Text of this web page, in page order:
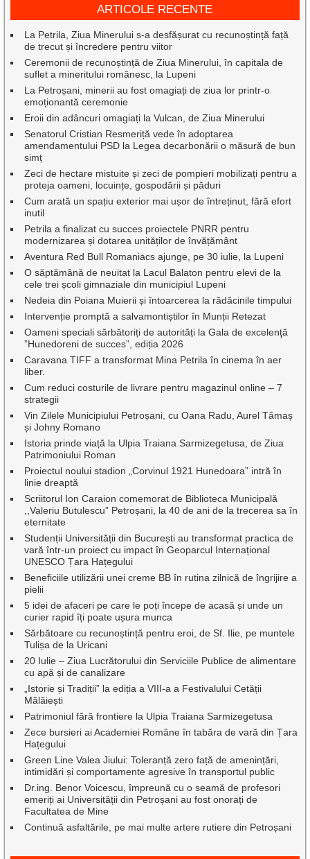
ARTICOLE RECENTE
La Petrila, Ziua Minerului s-a desfășurat cu recunoștință față
de trecut și încredere pentru viitor
Ceremonii de recunoștință de Ziua Minerului, în capitala de
suflet a mineritului românesc, la Lupeni
La Petroșani, minerii au fost omagiați de ziua lor printr-o
emoționantă ceremonie
Eroii din adâncuri omagiați la Vulcan, de Ziua Minerului
Senatorul Cristian Resmeriță vede în adoptarea
amendamentului PSD la Legea decarbonării o măsură de bun
simț
Zeci de hectare mistuite și zeci de pompieri mobilizați pentru a
proteja oameni, locuințe, gospodării și păduri
Cum arată un spațiu exterior mai ușor de întreținut, fără efort
inutil
Petrila a finalizat cu succes proiectele PNRR pentru
modernizarea și dotarea unităților de învățământ
Aventura Red Bull Romaniacs ajunge, pe 30 iulie, la Lupeni
O săptămână de neuitat la Lacul Balaton pentru elevi de la
cele trei școli gimnaziale din municipiul Lupeni
Nedeia din Poiana Muierii și întoarcerea la rădăcinile timpului
Intervenție promptă a salvamontiștilor în Munții Retezat
Oameni speciali sărbătoriți de autorități la Gala de excelenţă
”Hunedoreni de succes”, ediția 2026
Caravana TIFF a transformat Mina Petrila în cinema în aer
liber.
Cum reduci costurile de livrare pentru magazinul online – 7
strategii
Vin Zilele Municipiului Petroșani, cu Oana Radu, Aurel Tămaș
și Johny Romano
Istoria prinde viață la Ulpia Traiana Sarmizegetusa, de Ziua
Patrimoniului Roman
Proiectul noului stadion „Corvinul 1921 Hunedoara” intră în
linie dreaptă
Scriitorul Ion Caraion comemorat de Biblioteca Municipală
,,Valeriu Butulescu” Petroșani, la 40 de ani de la trecerea sa în
eternitate
Studenții Universității din București au transformat practica de
vară într-un proiect cu impact în Geoparcul Internațional
UNESCO Țara Hațegului
Beneficiile utilizării unei creme BB în rutina zilnică de îngrijire a
pielii
5 idei de afaceri pe care le poți începe de acasă și unde un
curier rapid îți poate ușura munca
Sărbătoare cu recunoștință pentru eroi, de Sf. Ilie, pe muntele
Tulișa de la Uricani
20 Iulie – Ziua Lucrătorului din Serviciile Publice de alimentare
cu apă și de canalizare
„Istorie și Tradiții” la ediția a VIII-a a Festivalului Cetății
Mălăiești
Patrimoniul fără frontiere la Ulpia Traiana Sarmizegetusa
Zece bursieri ai Academiei Române în tabăra de vară din Țara
Hațegului
Green Line Valea Jiului: Toleranță zero față de amenințări,
intimidări și comportamente agresive în transportul public
Dr.ing. Benor Voicescu, împreună cu o seamă de profesori
emeriți ai Universității din Petroșani au fost onorați de
Facultatea de Mine
Continuă asfaltările, pe mai multe artere rutiere din Petroșani